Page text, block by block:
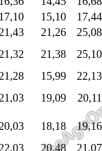
17,10 15,10
17,44
21,43 21,26
25,08
21,32 21,38
25,10
21,28 15,99 22,13
21,03 19,09
20,11
20,03 18,18
19,16
22,03 20,48
21,07